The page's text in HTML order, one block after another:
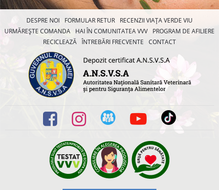
DESPRE NOI FORMULAR RETUR
RECENZII VIAȚA VERDE VIU
URMĂREȘTE COMANDA
HAI ÎN COMUNITATEA VVV
PROGRAM DE AFILIERE
RECICLEAZĂ ÎNTREBĂRI FRECVENTE CONTACT